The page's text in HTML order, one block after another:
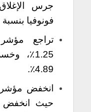
جرس
فونوفيا بنسبة 8.45٪.
1.25٪،
4.89٪.
حيث انخفض